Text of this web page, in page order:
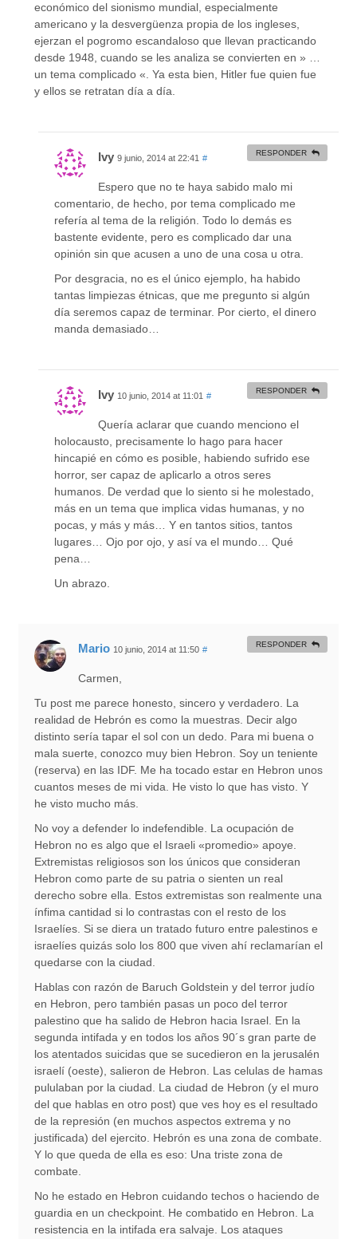
económico del sionismo mundial, especialmente
americano y la desvergüenza propia de los ingleses,
ejerzan el pogromo escandaloso que llevan practicando
desde 1948, cuando se les analiza se convierten en » …
un tema complicado «. Ya esta bien, Hitler fue quien fue
y ellos se retratan día a día.
Ivy 9 junio, 2014 at 22:41 #
Espero que no te haya sabido malo mi
comentario, de hecho, por tema complicado me
refería al tema de la religión. Todo lo demás es
bastente evidente, pero es complicado dar una
opinión sin que acusen a uno de una cosa u otra.
Por desgracia, no es el único ejemplo, ha habido
tantas limpiezas étnicas, que me pregunto si algún
día seremos capaz de terminar. Por cierto, el dinero
manda demasiado…
RESPONDER
Ivy 10 junio, 2014 at 11:01 #
Quería aclarar que cuando menciono el
holocausto, precisamente lo hago para hacer
hincapié en cómo es posible, habiendo sufrido ese
horror, ser capaz de aplicarlo a otros seres
humanos. De verdad que lo siento si he molestado,
más en un tema que implica vidas humanas, y no
pocas, y más y más… Y en tantos sitios, tantos
lugares… Ojo por ojo, y así va el mundo… Qué
pena…
Un abrazo.
RESPONDER
Mario 10 junio, 2014 at 11:50 #
Carmen,
Tu post me parece honesto, sincero y verdadero. La
realidad de Hebrón es como la muestras. Decir algo
distinto sería tapar el sol con un dedo. Para mi buena o
mala suerte, conozco muy bien Hebron. Soy un teniente
(reserva) en las IDF. Me ha tocado estar en Hebron unos
cuantos meses de mi vida. He visto lo que has visto. Y
he visto mucho más.
No voy a defender lo indefendible. La ocupación de
Hebron no es algo que el Israeli «promedio» apoye.
Extremistas religiosos son los únicos que consideran
Hebron como parte de su patria o sienten un real
derecho sobre ella. Estos extremistas son realmente una
ínfima cantidad si lo contrastas con el resto de los
Israelíes. Si se diera un tratado futuro entre palestinos e
israelíes quizás solo los 800 que viven ahí reclamarían el
quedarse con la ciudad.
Hablas con razón de Baruch Goldstein y del terror judío
en Hebron, pero también pasas un poco del terror
palestino que ha salido de Hebron hacia Israel. En la
segunda intifada y en todos los años 90´s gran parte de
los atentados suicidas que se sucedieron en la jerusalén
israelí (oeste), salieron de Hebron. Las celulas de hamas
pululaban por la ciudad. La ciudad de Hebron (y el muro
del que hablas en otro post) que ves hoy es el resultado
de la represión (en muchos aspectos extrema y no
justificada) del ejercito. Hebrón es una zona de combate.
Y lo que queda de ella es eso: Una triste zona de
combate.
No he estado en Hebron cuidando techos o haciendo de
guardia en un checkpoint. He combatido en Hebron. La
resistencia en la intifada era salvaje. Los ataques
RESPONDER